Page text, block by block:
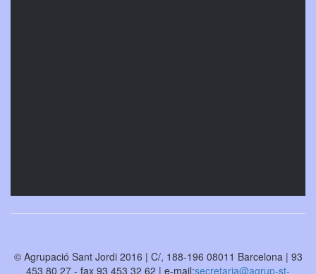
© Agrupació Sant Jordi 2016 | C/, 188-196 08011 Barcelona | 93
453 80 27 - fax 93 453 32 62 | e-mail:secretaria@agrup-st-